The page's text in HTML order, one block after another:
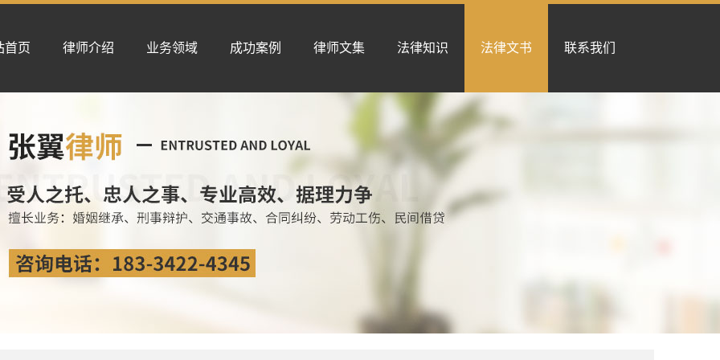
首页 律师介绍 业务领域 成功案例 律师文集 法律知识 法律文书 联系我们